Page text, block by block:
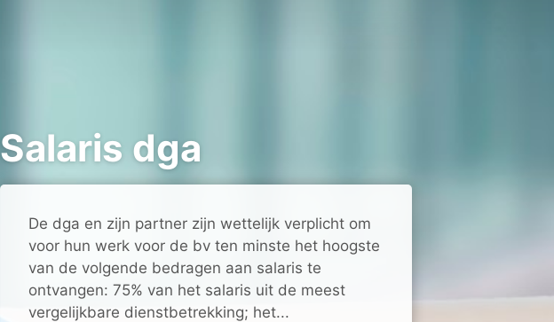
Salaris dga
De dga en zijn partner zijn wettelijk verplicht om
voor hun werk voor de bv ten minste het hoogste
van de volgende bedragen aan salaris te
ontvangen: 75% van het salaris uit de meest
vergelijkbare dienstbetrekking; het...